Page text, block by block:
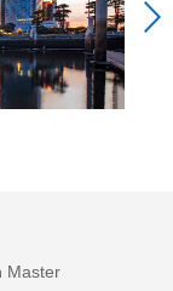
Master